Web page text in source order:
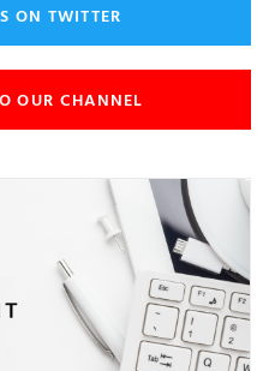
ON TWITTER
OUR CHANNEL